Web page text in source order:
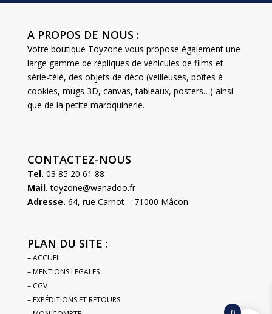
A PROPOS DE NOUS :
Votre boutique Toyzone vous propose également une
large gamme de répliques de véhicules de films et
série-télé, des objets de déco (veilleuses, boîtes à
cookies, mugs 3D, canvas, tableaux, posters…) ainsi
que de la petite maroquinerie.
CONTACTEZ-NOUS
Tel. 03 85 20 61 88
Mail. toyzone@wanadoo.fr
Adresse. 64, rue Carnot – 71000 Mâcon
PLAN DU SITE :
– ACCUEIL
– MENTIONS LEGALES
– CGV
– EXPÉDITIONS ET RETOURS